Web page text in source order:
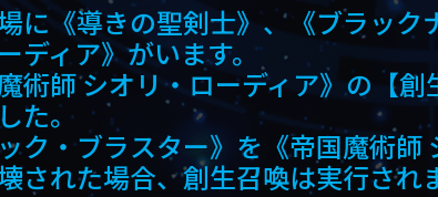
に《導きの聖剣士》、《ブラッ
ディア》がいます。
術師 シオリ・ローディア》の【
た。
ク・ブラスター》を《帝国魔術
された場合、創生召喚は実行され